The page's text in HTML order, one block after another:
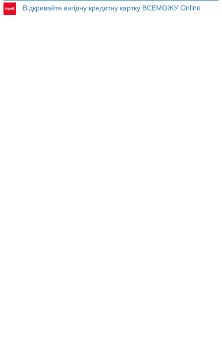
Відкривайте вигідну кредитну картку ВСЕМОЖУ Online